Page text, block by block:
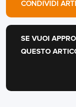
CONDIVIDI
SE VUOI
QUESTO